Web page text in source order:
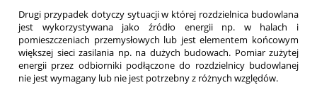
Drugi przypadek dotyczy sytuacji w której rozdzielnica budowlana
jest wykorzystywana jako źródło energii np. w halach i
pomieszczeniach przemysłowych lub jest elementem końcowym
większej sieci zasilania np. na dużych budowach. Pomiar zużytej
energii przez odbiorniki podłączone do rozdzielnicy budowlanej
nie jest wymagany lub nie jest potrzebny z różnych względów.